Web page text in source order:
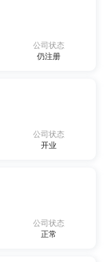
公司状态
仍注册
公司状态
开业
公司状态
正常